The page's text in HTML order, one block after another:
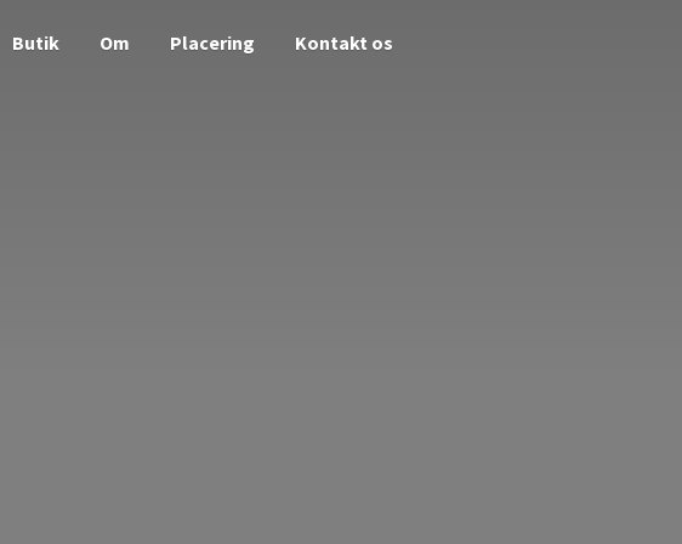
Butik Om Placering Kontakt os